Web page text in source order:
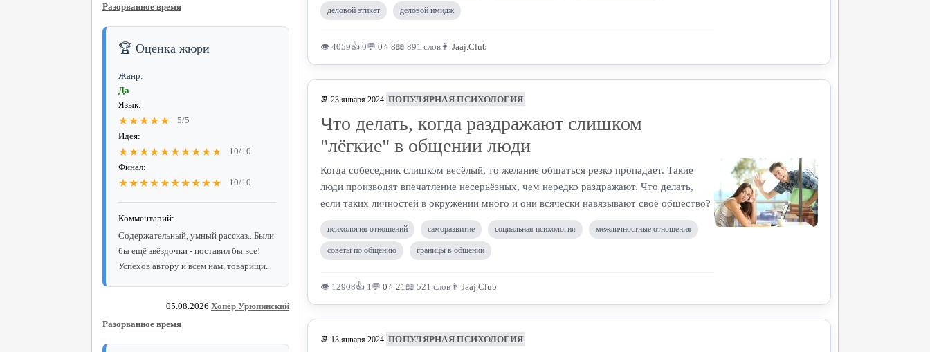
Разорванное время
🏆 Оценка жюри
Жанр:
Да
Язык:
★★★★★
5/5
Идея:
★★★★★★★★★★
10/10
Финал:
★★★★★★★★★★ 10/10
Комментарий:
Содержательный, умный рассказ...Были
бы ещё звёздочки - поставил бы все!
Успехов автору и всем нам, товарищи.
05.08.2026 Хопёр Урюпинский
Разорванное время
деловой этикет деловой имидж
👁 4059👍 0💬 0⭐ 8📖 891 слов 👨 Jaaj.Club
📆 23 января 2024 ПОПУЛЯРНАЯ ПСИХОЛОГИЯ
Что делать, когда раздражают слишком
"лёгкие" в общении люди
Когда собеседник слишком весёлый, то желание общаться резко пропадает. Такие
люди производят впечатление несерьёзных, чем нередко раздражают. Что делать,
если таких личностей в окружении много и они всячески навязывают своё общество?
психология отношений саморазвитие социальная психология межличностные отношения
советы по общению границы в общении
👁 12908👍 1💬 0⭐ 21📖 521 слов 👨 Jaaj.Club
📆 13 января 2024 ПОПУЛЯРНАЯ ПСИХОЛОГИЯ